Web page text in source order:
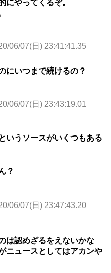
にやってくるぞ。
06/07(日) 23:41:41.35
にいつまで続けるの？
06/07(日) 23:43:19.01
いうソースがいくつもある
？
06/07(日) 23:47:43.20
は認めざるをえないかな
ニュースとしてはアカンや